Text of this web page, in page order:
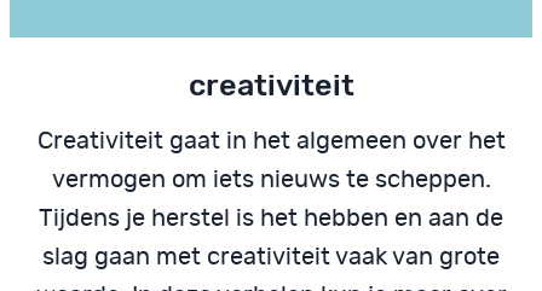
creativiteit
Creativiteit gaat in het algemeen over het
vermogen om iets nieuws te scheppen.
Tijdens je herstel is het hebben en aan de
slag gaan met creativiteit vaak van grote